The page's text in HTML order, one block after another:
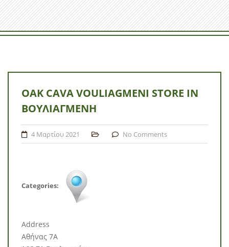
OAK CAVA VOULIAGMENI STORE IN
ΒΟΥΛΙΑΓΜΈΝΗ
4 Μαρτίου 2021 No Comments
Categories:
Address
Αθήνας 7Α